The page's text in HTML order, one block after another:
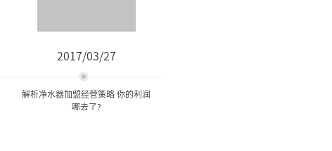
2017/03/27
解析净水器加盟经营策略 你的利润
哪去了?